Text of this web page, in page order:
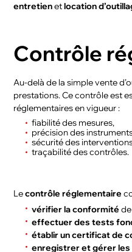
entretienetlocation
Contrôle
Au-delà de la simple vente
prestations. Ce contrôle est
réglementaires en vigueur :
fiabilité des mesures,
précision des
sécurité des
traçabilité des contrôles.
Lecontrôle réglementaire
vérifier la conformité
effectuer des tests
établir un certificat de
enregistrer et gérer